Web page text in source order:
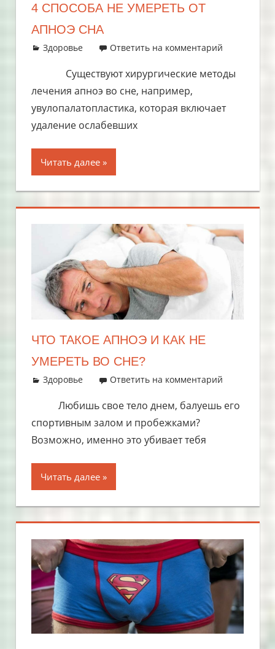
4 СПОСОБА НЕ УМЕРЕТЬ ОТ
АПНОЭ СНА
29.07.2019
admin
Здоровье Ответить на комментарий
Существуют хирургические методы
лечения апноэ во сне, например,
увулопалатопластика, которая включает
удаление ослабевших
Читать далее
ЧТО ТАКОЕ АПНОЭ И КАК НЕ
УМЕРЕТЬ ВО СНЕ?
29.07.2019
admin
Здоровье Ответить на комментарий
Любишь свое тело днем, балуешь его
спортивным залом и пробежками?
Возможно, именно это убивает тебя
Читать далее